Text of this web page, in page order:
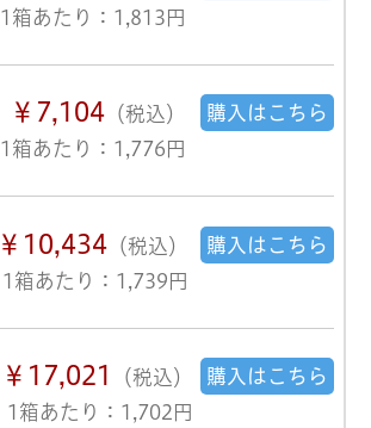
1箱あたり：1,813円
￥7,104 （税込）
1箱あたり：1,776円
購入はこちら
￥10,434（税込）
1箱あたり：1,739円
購入はこちら
￥17,021
（税込）
1箱あたり：1,702円
購入はこちら